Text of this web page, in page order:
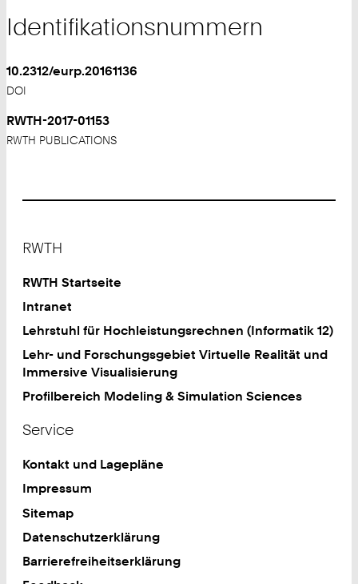
Identifikationsnummern
10.2312/eurp.20161136
DOI
RWTH-2017-01153
RWTH PUBLICATIONS
RWTH
RWTH Startseite
Intranet
Lehrstuhl für Hochleistungsrechnen (Informatik 12)
Lehr- und Forschungsgebiet Virtuelle Realität und
Immersive Visualisierung
Profilbereich Modeling & Simulation Sciences
Service
Kontakt und Lagepläne
Impressum
Sitemap
Datenschutzerklärung
Barrierefreiheitserklärung